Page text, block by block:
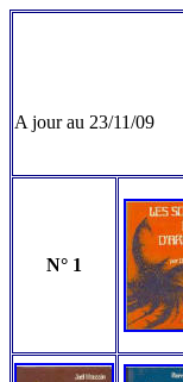
A jour au 23/11/09
N° 1